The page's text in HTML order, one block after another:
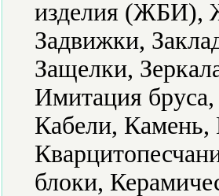
изделия (ЖБИ),
Задвижки,
Защелки,
Имитация
Кабели, Камень,
блоки,